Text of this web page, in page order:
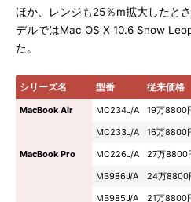
ほか、レンジも25％m拡大したと
デルではMac OS X 10.6 Snow
た。
シリーズ名 型番 従来価格
MacBook Air MC234J/A 19万8800
MC233J/A
16万8800
MacBook Pro
MC226J/A 27万8800
MB986J/A
24万8800
MB985J/A
21万8800